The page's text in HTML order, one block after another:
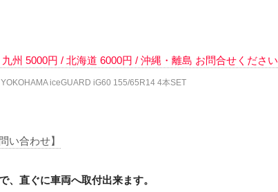
州 5000円 / 北海道 6000円 / 沖縄・離島 お問合せください
iceGUARD iG60 155/65R14 4本SET
い合わせ】
、直ぐに車両へ取付出来ます。